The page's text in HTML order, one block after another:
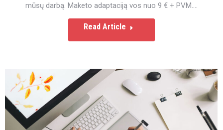
mūsų darbą. Maketo adaptaciją vos nuo 9 € + PVM.…
Read Article